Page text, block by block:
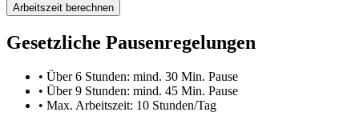
Arbeitszeit berechnen
Gesetzliche Pausenregelungen
• Über 6 Stunden: mind. 30 Min. Pause
• Über 9 Stunden: mind. 45 Min. Pause
• Max. Arbeitszeit: 10 Stunden/Tag